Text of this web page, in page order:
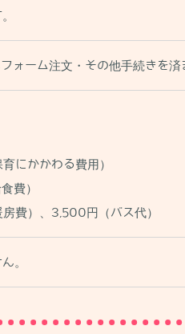
ォーム注文・その他手続きを
にかかわる費用）
費）
費）、3,500円（バス代）
。